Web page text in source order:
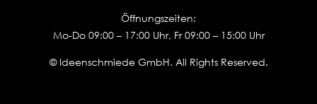
Öffnungszeiten:
Mo-Do 09:00 – 17:00 Uhr, Fr 09:00 – 15:00 Uhr
© Ideenschmiede GmbH. All Rights Reserved.